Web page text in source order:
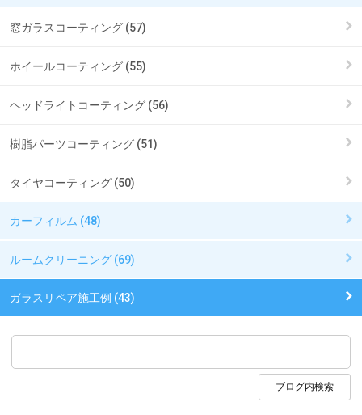
窓ガラスコーティング (57)
ホイールコーティング (55)
ヘッドライトコーティング (56)
樹脂パーツコーティング (51)
タイヤコーティング (50)
カーフィルム (48)
ルームクリーニング (69)
ガラスリペア施工例 (43)